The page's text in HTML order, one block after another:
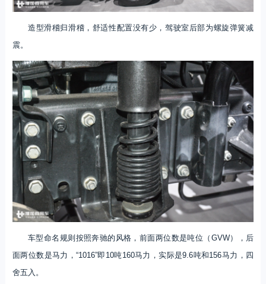
造型滑稽归滑稽，舒适性配置没有少，驾驶室后部为螺旋弹簧减
震。
车型命名规则按照奔驰的风格，前面两位数是吨位（GVW），后
面两位数是马力，“1016”即10吨160马力，实际是9.6吨和156马力，四
舍五入。